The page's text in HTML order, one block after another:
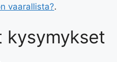
vaarallista?.
kysymykset